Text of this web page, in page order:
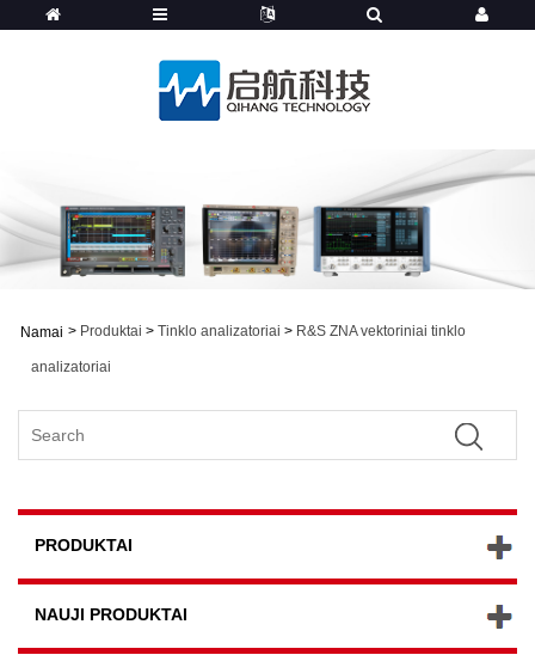
Namai > Produktai > Tinklo analizatoriai > R&S ZNA vektoriniai tinklo
analizatoriai
PRODUKTAI
NAUJI PRODUKTAI